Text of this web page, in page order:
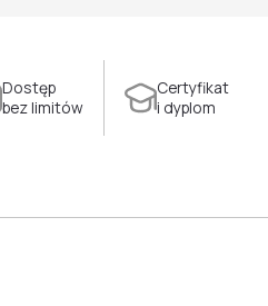
Dostęp
bez limitów
Certyfikat
i dyplom